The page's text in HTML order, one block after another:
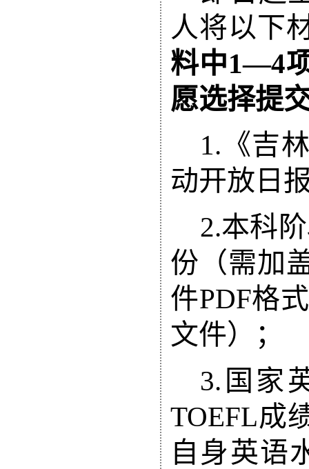
人将以下
料中1—4
愿选择提
1. 《吉
动开放日
2.本科
份（需加
件PDF格
文件）；
3. 国家
TOEFL成
自身英语